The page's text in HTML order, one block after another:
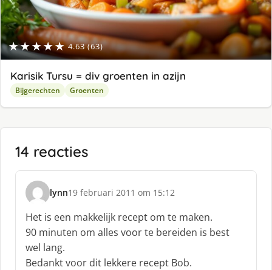
★★★★★ 4.63 (63)
Karisik Tursu = div groenten in azijn
Bijgerechten Groenten
14 reacties
lynn
s
c
h
r
e
e
19 februari 2011 om 15:12
Het is een makkelijk recept om te maken.
90 minuten om alles voor te bereiden is best
wel lang.
Bedankt voor dit lekkere recept Bob.